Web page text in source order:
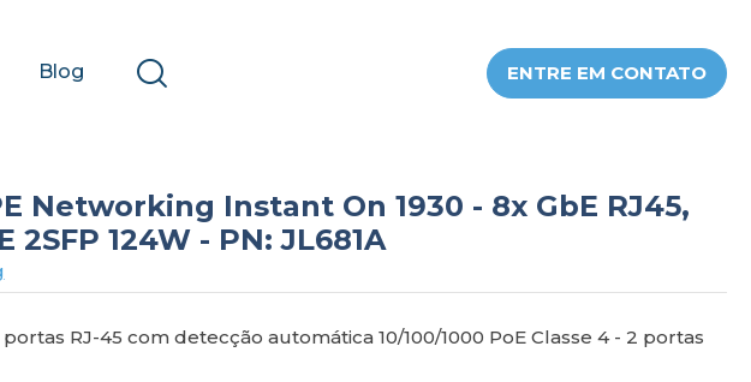
Blog ENTRE EM CONTATO
Networking Instant On 1930 - 8x GbE RJ45,
2SFP 124W - PN: JL681A
RJ-45 com detecção automática 10/100/1000 PoE Classe 4 - 2 portas